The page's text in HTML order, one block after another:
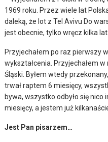
1969 roku. Przez wiele lat
daleką, że lot z Tel Avivu Do
jest obecnie, tylko wręcz kilka lat.
Przyjechałem po raz pierwszy
wykształcenia. Przyjechałem
Śląski. Byłem wtedy
trwał raptem 6 miesięcy,
bywa, wszystko odbyło się nico
miesięcy, a jestem już
Jest Pan pisarzem…